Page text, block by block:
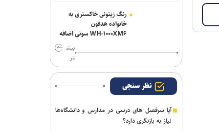
رنگ زیتونی خاکستری به
خانواده هدفون
WH-۱۰۰۰XM۶ سونی اضافه
بیش
تر
نظر سنجی
آیا سرفصل های درسی در مدارس و دانشگاه‌ها
نیاز به بازنگری دارد؟